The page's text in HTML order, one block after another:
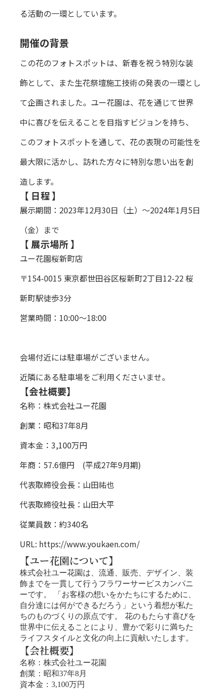
る活動の一環としています。
開催の背景
この花のフォトスポットは、新春を祝う特別な装
飾として、また生花祭壇施工技術の発表の一環とし
て企画されました。ユー花園は、花を通じて世界
中に喜びを伝えることを目指すビジョンを持ち、
このフォトスポットを通して、花の表現の可能性を
最大限に活かし、訪れた方々に特別な思い出を創
造します。
【 日程 】
展示期間：2023年12月30日（土）～2024年1月5日
（金）まで
【 展示場所 】
ユー花園桜新町店
〒154-0015 東京都世田谷区桜新町2丁目12-22 桜
新町駅徒歩3分
営業時間：10:00～18:00
会場付近には駐車場がございません。
近隣にある駐車場をご利用くださいませ。
【会社概要】
名称：株式会社ユー花園
創業：昭和37年8月
資本金：3,100万円
年商：57.6億円 (平成27年9月期)
代表取締役会長：山田祐也
代表取締役社長：山田大平
従業員数：約340名
URL: https://www.youkaen.com/
【ユー花園について】
株式会社ユー花園は、流通、販売、デザイン、装
飾までを一貫して行うフラワーサービスカンパニ
ーです。 「お客様の想いをかたちにするために、
自分達には何ができるだろう」という着想が私た
ちのものづくりの原点です。 花のもたらす喜びを
世界中に伝えることにより、豊かで彩りに満ちた
ライフスタイルと文化の向上に貢献いたします。
【会社概要】
名称：株式会社ユー花園
創業：昭和37年8月
資本金：3,100万円